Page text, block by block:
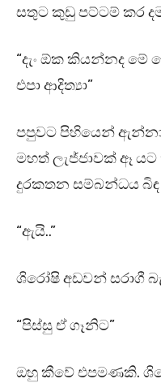
සතුට කුඩු පට්ටම් කර
“දැං ඕක කියන්නද
එපා ආදිත්‍යා”
පපුවට පිහියෙන් ඇන්නා
මහත් ලැජ්ජාවක් ඈ යට
දුරකතන සම්බන්ධය බිඳ
“ඇයි..”
ශිරෝෂි අඩවන් සරාගී
“පිස්සු ඒ ගෑනිට”
ඔහු කීවේ එපමණකි.